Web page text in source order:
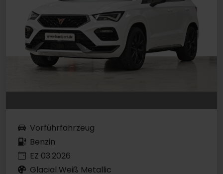
Vorführfahrzeug
Benzin
EZ 03.2026
Glacial Weiß Metallic